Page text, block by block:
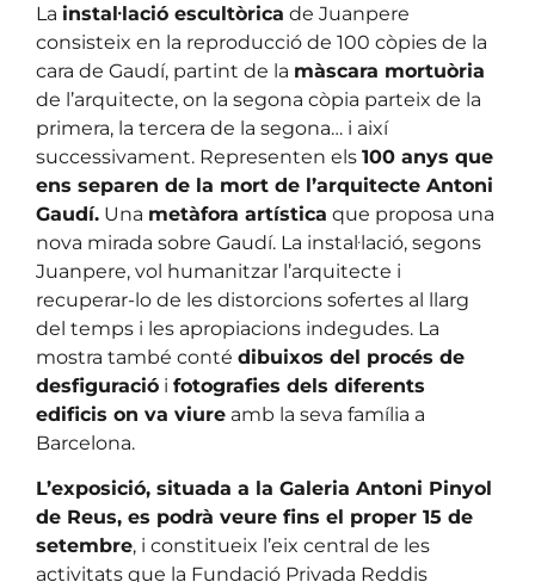
La instal·lació escultòrica de Juanpere
consisteix en la reproducció de 100 còpies de la
cara de Gaudí, partint de la màscara mortuòria
de l’arquitecte, on la segona còpia parteix de la
primera, la tercera de la segona… i així
successivament. Representen els 100 anys que
ens separen de la mort de l’arquitecte Antoni
Gaudí. Una metàfora artística que proposa una
nova mirada sobre Gaudí. La instal·lació, segons
Juanpere, vol humanitzar l’arquitecte i
recuperar-lo de les distorcions sofertes al llarg
del temps i les apropiacions indegudes. La
mostra també conté dibuixos del procés de
desfiguració i fotografies dels diferents
edificis on va viure amb la seva família a
Barcelona.
L’exposició, situada a la Galeria Antoni Pinyol
de Reus, es podrà veure fins el proper 15 de
setembre, i constitueix l’eix central de les
activitats que la Fundació Privada Reddis